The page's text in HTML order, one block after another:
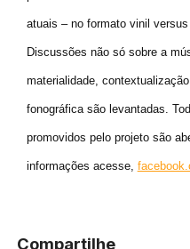
atuais – no formato vinil versus
Discussões não só sobre a
materialidade,
fonográfica são levantadas.
promovidos pelo projeto são
informações acesse,
Compartilhe